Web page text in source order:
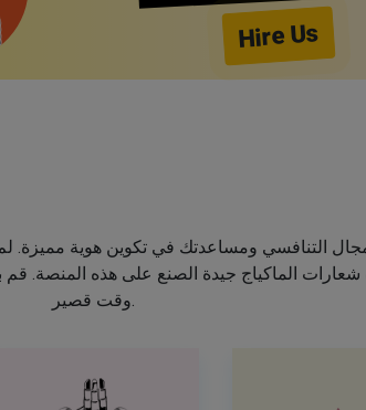
Hire Us
التنافسي ومساعدتك في تكوين هوية
الماكياج جيدة الصنع على هذه المنصة. قم
وقت قصير.